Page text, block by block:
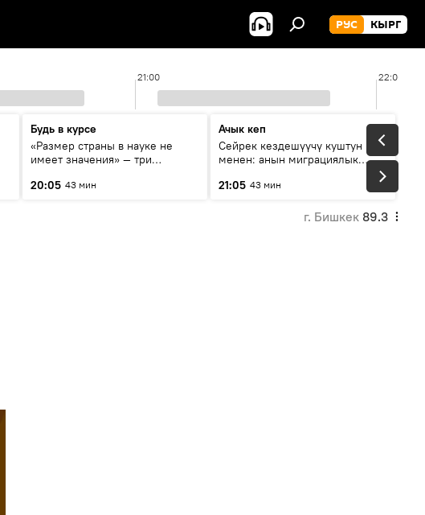
РУС КЫРГ
21:00 22:00
Будь в курсе
«Размер страны в науке не
имеет значения» — три
России и Кыргызстана в
20:05 43 мин
Ачык кеп
Сейрек кездешүүчү куштун изи
менен: анын миграциялык
21:05 43 мин
г. Бишкек 89.3